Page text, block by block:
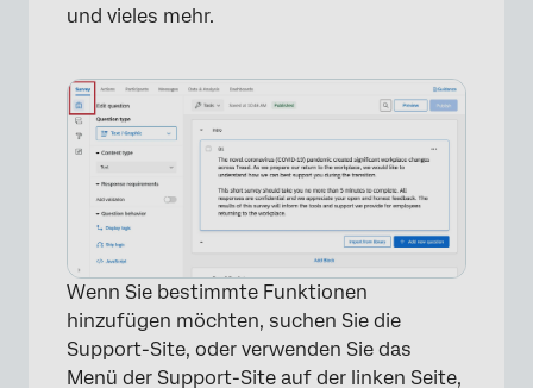
und vieles mehr.
Wenn Sie bestimmte Funktionen
hinzufügen möchten, suchen Sie die
Support-Site, oder verwenden Sie das
Menü der Support-Site auf der linken Seite,